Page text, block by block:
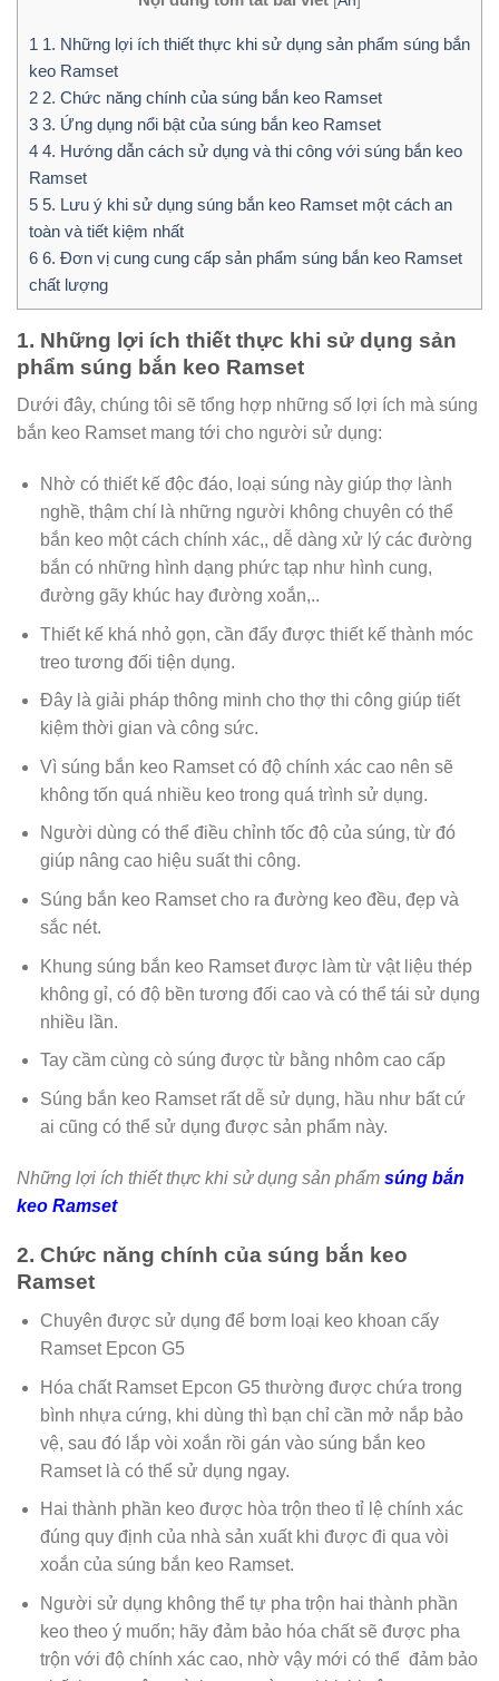
1 1. Những lợi ích thiết thực khi sử dụng sản phẩm súng bắn
keo Ramset
2 2. Chức năng chính của súng bắn keo Ramset
3 3. Ứng dụng nổi bật của súng bắn keo Ramset
4 4. Hướng dẫn cách sử dụng và thi công với súng bắn keo
Ramset
5 5. Lưu ý khi sử dụng súng bắn keo Ramset một cách an
toàn và tiết kiệm nhất
6 6. Đơn vị cung cung cấp sản phẩm súng bắn keo Ramset
chất lượng
1. Những lợi ích thiết thực khi sử dụng sản
phẩm súng bắn keo Ramset
Dưới đây, chúng tôi sẽ tổng hợp những số lợi ích mà súng
bắn keo Ramset mang tới cho người sử dụng:
Nhờ có thiết kế độc đáo, loại súng này giúp thợ lành
nghề, thậm chí là những người không chuyên có thể
bắn keo một cách chính xác,, dễ dàng xử lý các đường
bắn có những hình dạng phức tạp như hình cung,
đường gãy khúc hay đường xoắn,..
Thiết kế khá nhỏ gọn, cần đẩy được thiết kế thành móc
treo tương đối tiện dụng.
Đây là giải pháp thông minh cho thợ thi công giúp tiết
kiệm thời gian và công sức.
Vì súng bắn keo Ramset có độ chính xác cao nên sẽ
không tốn quá nhiều keo trong quá trình sử dụng.
Người dùng có thể điều chỉnh tốc độ của súng, từ đó
giúp nâng cao hiệu suất thi công.
Súng bắn keo Ramset cho ra đường keo đều, đẹp và
sắc nét.
Khung súng bắn keo Ramset được làm từ vật liệu thép
không gỉ, có độ bền tương đối cao và có thể tái sử dụng
nhiều lần.
Tay cầm cùng cò súng được từ bằng nhôm cao cấp
Súng bắn keo Ramset rất dễ sử dụng, hầu như bất cứ
ai cũng có thể sử dụng được sản phẩm này.
Những lợi ích thiết thực khi sử dụng sản phẩm súng bắn
keo Ramset
2. Chức năng chính của súng bắn keo
Ramset
Chuyên được sử dụng để bơm loại keo khoan cấy
Ramset Epcon G5
Hóa chất Ramset Epcon G5 thường được chứa trong
bình nhựa cứng, khi dùng thì bạn chỉ cần mở nắp bảo
vệ, sau đó lắp vòi xoắn rồi gán vào súng bắn keo
Ramset là có thể sử dụng ngay.
Hai thành phần keo được hòa trộn theo tỉ lệ chính xác
đúng quy định của nhà sản xuất khi được đi qua vòi
xoắn của súng bắn keo Ramset.
Người sử dụng không thể tự pha trộn hai thành phần
keo theo ý muốn; hãy đảm bảo hóa chất sẽ được pha
trộn với độ chính xác cao, nhờ vậy mới có thể đảm bảo